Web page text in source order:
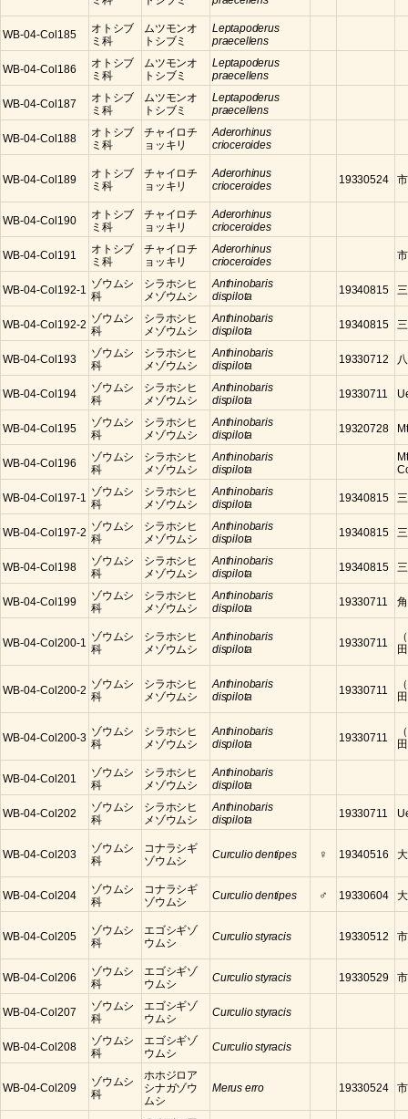
WB-04-Col185
オトシブ
ミ科
ムツモンオ
トシブミ
Leptapoderus
praecellens
WB-04-Col186
オトシブ
ミ科
ムツモンオ
トシブミ
Leptapoderus
praecellens
WB-04-Col187
オトシブ
ミ科
ムツモンオ
トシブミ
Leptapoderus
praecellens
WB-04-Col188
オトシブ
ミ科
チャイロチ
ョッキリ
Aderorhinus
crioceroides
WB-04-Col189
オトシブ
ミ科
チャイロチ
ョッキリ
Aderorhinus
crioceroides
19330524
WB-04-Col190
オトシブ
ミ科
チャイロチ
ョッキリ
Aderorhinus
crioceroides
WB-04-Col191
オトシブ
ミ科
チャイロチ
ョッキリ
Aderorhinus
crioceroides
WB-04-Col192-1
ゾウムシ
科
シラホシヒ
メゾウムシ
Anthinobaris
dispilota
19340815
WB-04-Col192-2
ゾウムシ
科
シラホシヒ
メゾウムシ
Anthinobaris
dispilota
19340815
WB-04-Col193
ゾウムシ
科
シラホシヒ
メゾウムシ
Anthinobaris
dispilota
19330712
WB-04-Col194
ゾウムシ
科
シラホシヒ
メゾウムシ
Anthinobaris
dispilota
19330711
WB-04-Col195
ゾウムシ
科
シラホシヒ
メゾウムシ
Anthinobaris
dispilota
19320728
WB-04-Col196
ゾウムシ
科
シラホシヒ
メゾウムシ
Anthinobaris
dispilota
WB-04-Col197-1
ゾウムシ
科
シラホシヒ
メゾウムシ
Anthinobaris
dispilota
19340815
WB-04-Col197-2
ゾウムシ
科
シラホシヒ
メゾウムシ
Anthinobaris
dispilota
19340815
WB-04-Col198
ゾウムシ
科
シラホシヒ
メゾウムシ
Anthinobaris
dispilota
19340815
WB-04-Col199
ゾウムシ
科
シラホシヒ
メゾウムシ
Anthinobaris
dispilota
19330711
WB-04-Col200-1
ゾウムシ
科
シラホシヒ
メゾウムシ
Anthinobaris
dispilota
19330711
WB-04-Col200-2
ゾウムシ
科
シラホシヒ
メゾウムシ
Anthinobaris
dispilota
19330711
WB-04-Col200-3
ゾウムシ
科
シラホシヒ
メゾウムシ
Anthinobaris
dispilota
19330711
WB-04-Col201
ゾウムシ
科
シラホシヒ
メゾウムシ
Anthinobaris
dispilota
WB-04-Col202
ゾウムシ
科
シラホシヒ
メゾウムシ
Anthinobaris
dispilota
19330711
WB-04-Col203
ゾウムシ
科
コナラシギ
ゾウムシ
Curculio dentipes ♀ 19340516
WB-04-Col204
ゾウムシ
科
コナラシギ
ゾウムシ
Curculio dentipes ♂ 19330604
WB-04-Col205
ゾウムシ
科
エゴシギゾ
ウムシ
Curculio styracis 19330512
WB-04-Col206
ゾウムシ
科
エゴシギゾ
ウムシ
Curculio styracis 19330529
WB-04-Col207
ゾウムシ
科
エゴシギゾ
ウムシ
Curculio styracis
WB-04-Col208
ゾウムシ
科
エゴシギゾ
ウムシ
Curculio styracis
WB-04-Col209
ゾウムシ
科
ホホジロア
シナガゾウ
ムシ
Merus erro 19330524